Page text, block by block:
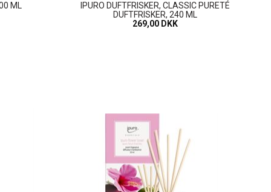
ML
IPURO DUFTFRISKER, CLASSIC PURETÉ
DUFTFRISKER, 240 ML
269,00 DKK